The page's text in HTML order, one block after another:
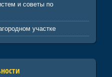
и советы по
участке